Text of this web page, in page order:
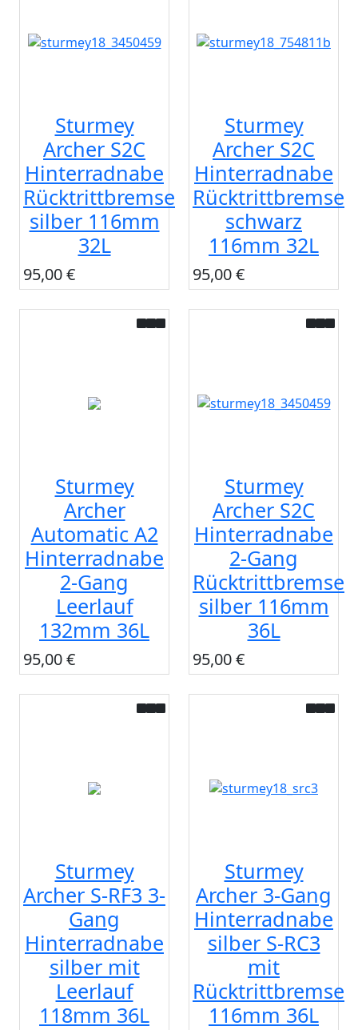
Sturmey
Archer S2C
Hinterradnabe
Rücktrittbremse
silber 116mm
32L
95,00 €
Sturmey
Archer S2C
Hinterradnabe
Rücktrittbremse
schwarz
116mm 32L
95,00 €
Sturmey
Archer
Automatic A2
Hinterradnabe
2-Gang
Leerlauf
132mm 36L
95,00 €
Sturmey
Archer S2C
Hinterradnabe
2-Gang
Rücktrittbremse
silber 116mm
36L
95,00 €
Sturmey
Archer S-RF3 3-
Gang
Hinterradnabe
silber mit
Leerlauf
118mm 36L
Sturmey
Archer 3-Gang
Hinterradnabe
silber S-RC3
mit
Rücktrittbremse
116mm 36L